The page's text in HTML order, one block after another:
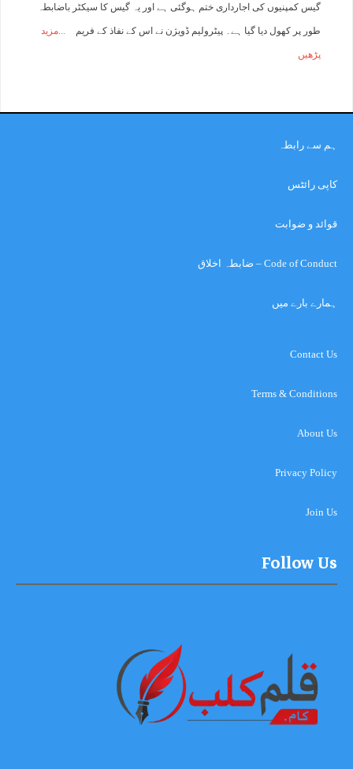
گیس کمپنیوں کی اجارداری ختم ہوگئی ہے اور یہ گیس کا سیکٹر باضابطہ
طور پر کھول دیا گیا ہے۔ پیٹرولیم ڈویژن نے اس کے نفاذ کے فریم مزید
پڑھیں
ہم سے رابطہ
کاپی رائٹس
قوائد و ضوابت
Code of Conduct – ضابطہ اخلاق
ہمارے بارے میں
Contact Us
Terms & Conditions
About Us
Privacy Policy
Join Us
Follow Us